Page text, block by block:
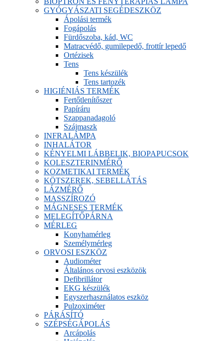
GYÓGYÁSZATI SEGÉDESZKÖZ
Ápolási termék
Fogápolás
Fürdőszoba, kád, WC
Matracvédő, gumilepedő, frottír lepedő
Ortézisek
Tens
Tens készülék
Tens tartozék
HIGIÉNIÁS TERMÉK
Fertőtlenítőszer
Papíráru
Szappanadagoló
Szájmaszk
INFRALÁMPA
INHALÁTOR
KÉNYELMI LÁBBELIK, BIOPAPUCSOK
KOLESZTERINMÉRŐ
KOZMETIKAI TERMÉK
KÖTSZEREK, SEBELLÁTÁS
LÁZMÉRŐ
MASSZÍROZÓ
MÁGNESES TERMÉK
MELEGÍTŐPÁRNA
MÉRLEG
Konyhamérleg
Személymérleg
ORVOSI ESZKÖZ
Audiométer
Általános orvosi eszközök
Defibrillátor
EKG készülék
Egyszerhasználatos eszköz
Pulzoximéter
PÁRÁSÍTÓ
SZÉPSÉGÁPOLÁS
Arcápolás